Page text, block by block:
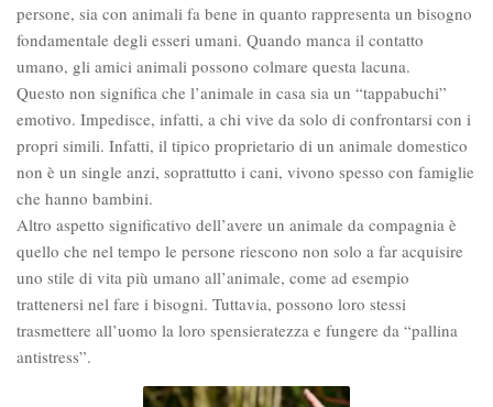
persone, sia con animali fa bene in quanto rappresenta un bisogno
fondamentale degli esseri umani. Quando manca il contatto
umano, gli amici animali possono colmare questa lacuna.
Questo non significa che l’animale in casa sia un “tappabuchi”
emotivo. Impedisce, infatti, a chi vive da solo di confrontarsi con i
propri simili. Infatti, il tipico proprietario di un animale domestico
non è un single anzi, soprattutto i cani, vivono spesso con famiglie
che hanno bambini.
Altro aspetto significativo dell’avere un animale da compagnia è
quello che nel tempo le persone riescono non solo a far acquisire
uno stile di vita più umano all’animale, come ad esempio
trattenersi nel fare i bisogni. Tuttavia, possono loro stessi
trasmettere all’uomo la loro spensieratezza e fungere da “pallina
antistress”.